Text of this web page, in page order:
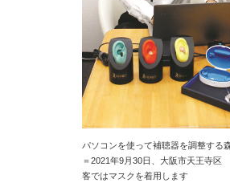
パソコンを使って補聴器を調整する
＝2021年9月30日、大阪市天王寺
客ではマスクを着用します